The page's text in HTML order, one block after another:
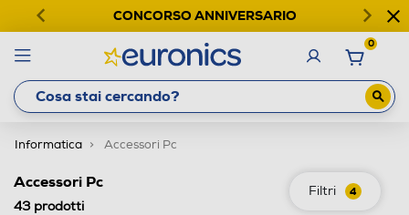
CONCORSO ANNIVERSARIO
0
Informatica Accessori Pc
Filtri 4
Accessori Pc
43prodotti